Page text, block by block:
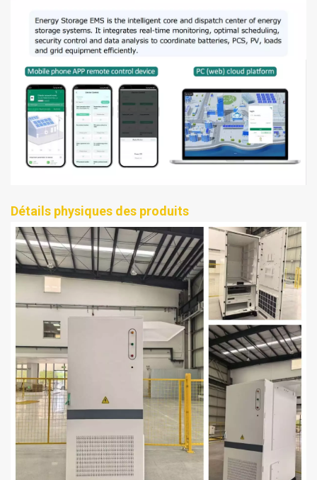
Détails physiques des produits